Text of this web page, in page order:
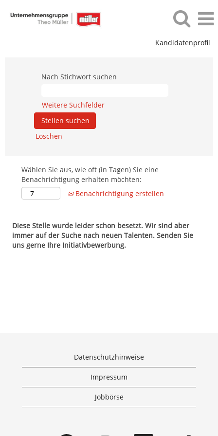
Kandidatenprofil
Nach Stichwort suchen
Weitere Suchfelder
Löschen
Wählen Sie aus, wie oft (in Tagen) Sie eine
Benachrichtigung erhalten möchten:
Benachrichtigung erstellen
Diese Stelle wurde leider schon besetzt. Wir sind aber
immer auf der Suche nach neuen Talenten. Senden Sie
uns gerne Ihre Initiativbewerbung.
Datenschutzhinweise
Impressum
Jobbörse